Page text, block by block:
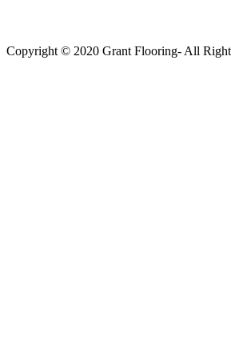
Copyright © 2020 Grant Flooring- All